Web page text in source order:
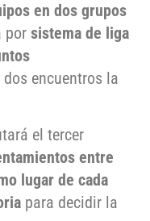
en dos grupos
por sistema de liga
encuentros la
el tercer
entre
lugar de cada
para decidir la